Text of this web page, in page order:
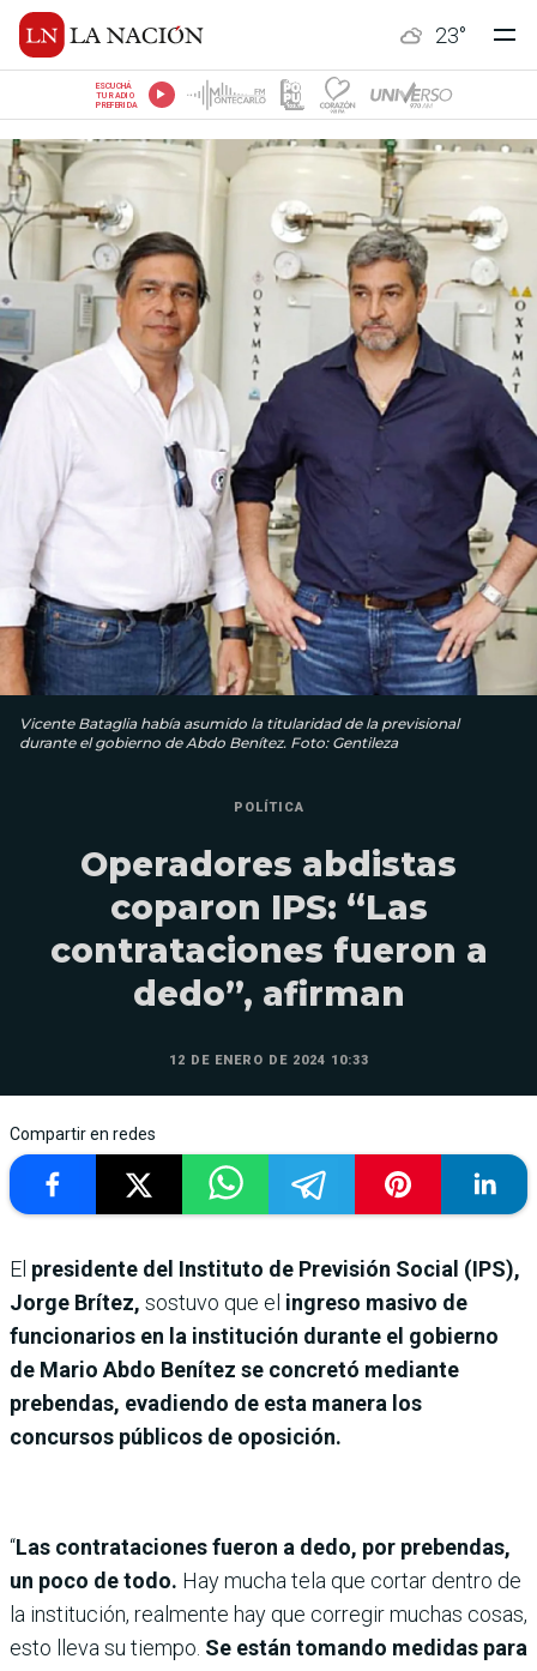
23°
ESCUCHÁ
TU RADIO
PREFERIDA
Vicente Bataglia había asumido la titularidad de la previsional
durante el gobierno de Abdo Benítez. Foto: Gentileza
POLÍTICA
Operadores abdistas
coparon IPS: “Las
contrataciones fueron a
dedo”, afirman
12 DE ENERO DE 2024 10:33
Compartir en redes
El presidente del Instituto de Previsión Social (IPS),
Jorge Brítez, sostuvo que el ingreso masivo de
funcionarios en la institución durante el gobierno
de Mario Abdo Benítez se concretó mediante
prebendas, evadiendo de esta manera los
concursos públicos de oposición.
“Las contrataciones fueron a dedo, por prebendas,
un poco de todo. Hay mucha tela que cortar dentro de
la institución, realmente hay que corregir muchas cosas,
esto lleva su tiempo. Se están tomando medidas para